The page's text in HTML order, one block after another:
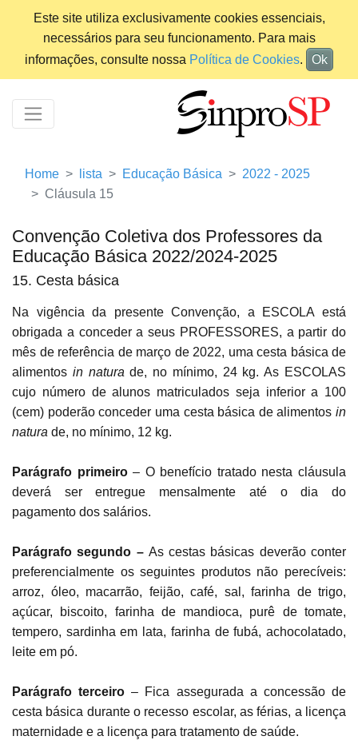
Este site utiliza exclusivamente cookies essenciais,
necessários para seu funcionamento. Para mais
informações, consulte nossa Política de Cookies. Ok
Home lista Educação Básica
2022 - 2025
Cláusula 15
Convenção Coletiva dos Professores da
Educação Básica 2022/2024-2025
15. Cesta básica
Na vigência da presente Convenção, a ESCOLA está
obrigada a conceder a seus PROFESSORES, a partir do
mês de referência de março de 2022, uma cesta básica de
alimentos in natura de, no mínimo, 24 kg. As ESCOLAS
cujo número de alunos matriculados seja inferior a 100
(cem) poderão conceder uma cesta básica de alimentos in
natura de, no mínimo, 12 kg.
Parágrafo primeiro– O benefício tratado nesta cláusula
deverá ser entregue mensalmente até o dia do
pagamento dos salários.
Parágrafo segundo – As cestas básicas deverão conter
preferencialmente os seguintes produtos não perecíveis:
arroz, óleo, macarrão, feijão, café, sal, farinha de trigo,
açúcar, biscoito, farinha de mandioca, purê de tomate,
tempero, sardinha em lata, farinha de fubá, achocolatado,
leite em pó.
Parágrafo terceiro – Fica assegurada a concessão de
cesta básica durante o recesso escolar, as férias, a licença
maternidade e a licença para tratamento de saúde.